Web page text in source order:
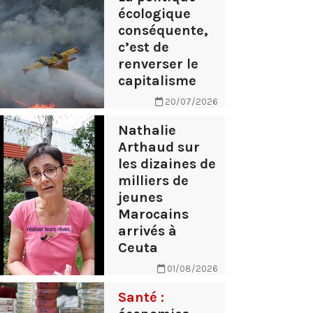
écologique
conséquente,
c’est de
renverser le
capitalisme
20/07/2026
Nathalie
Arthaud sur
les dizaines de
milliers de
jeunes
Marocains
arrivés à
Ceuta
01/08/2026
Santé :